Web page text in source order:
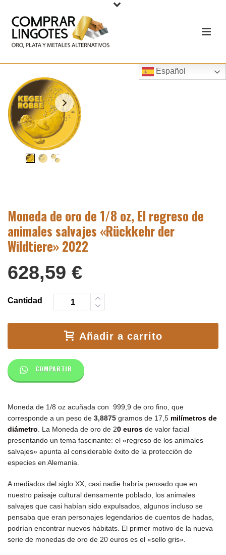
Español
Moneda de oro de 1/8 oz, El regreso de
animales salvajes «Rückkehr der
Wildtiere» 2022
628,59 €
Cantidad
Añadir a carrito
COMPARTIR
Moneda de 1/8 oz acuñada con 999,9 de oro fino, que
corresponde a un peso de 3,8875 gramos de 17,5 milímetros de
diámetro. La Moneda de oro de 20 euros de valor facial
presentando un tema fascinante: el «regreso de los animales
salvajes» apunta al considerable éxito de la protección de
especies en Alemania.
A mediados del siglo XX, casi nadie habría pensado que en
nuestro paisaje cultural densamente poblado, los animales
salvajes que casi habían sido expulsados, algunos incluso se
pensaba que eran personajes legendarios de cuentos de hadas,
podrían encontrar nuevos hábitats. El primer motivo de la nueva
serie de monedas de oro de 20 euros es el «sello gris».